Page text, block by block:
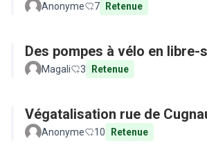
Anonyme 7 Retenue
Des pompes à vélo en libre-
Magali 3 Retenue
Végatalisation rue de
Anonyme 10 Retenue